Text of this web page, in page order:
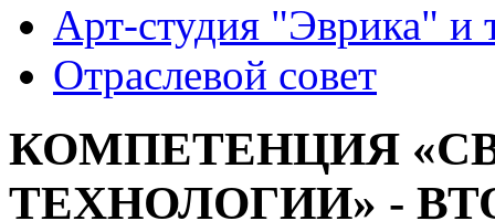
Арт-студия "Эврика" и
Отраслевой совет
КОМПЕТЕНЦИЯ
ТЕХНОЛОГИИ» -